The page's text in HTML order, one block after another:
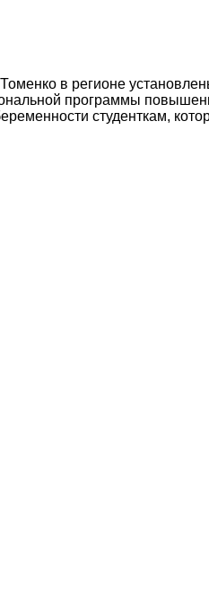
в регионе
программы
студенткам,